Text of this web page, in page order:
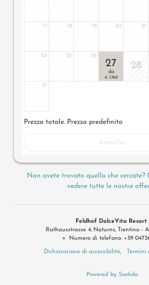
17 18 19 20 21
24 25 26
27
da
€ 1.740
28
31
Prezzo totale. Prezzo predefinito
Non avete trovato quello che cercate?
vedere tutte le nostre
Feldhof DolceVita Resort
Rathausstrasse 4 Naturns Trentino -
Numero di telefono: +39
Dichiarazione di accessibilità Termini
Powered by Seekda